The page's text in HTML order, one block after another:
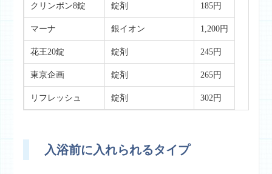
クリンポン8錠 錠剤 185円
マーナ 銀イオン 1,200円
花王20錠 錠剤 245円
東京企画 錠剤 265円
リフレッシュ 錠剤 302円
入浴前に入れられるタイプ